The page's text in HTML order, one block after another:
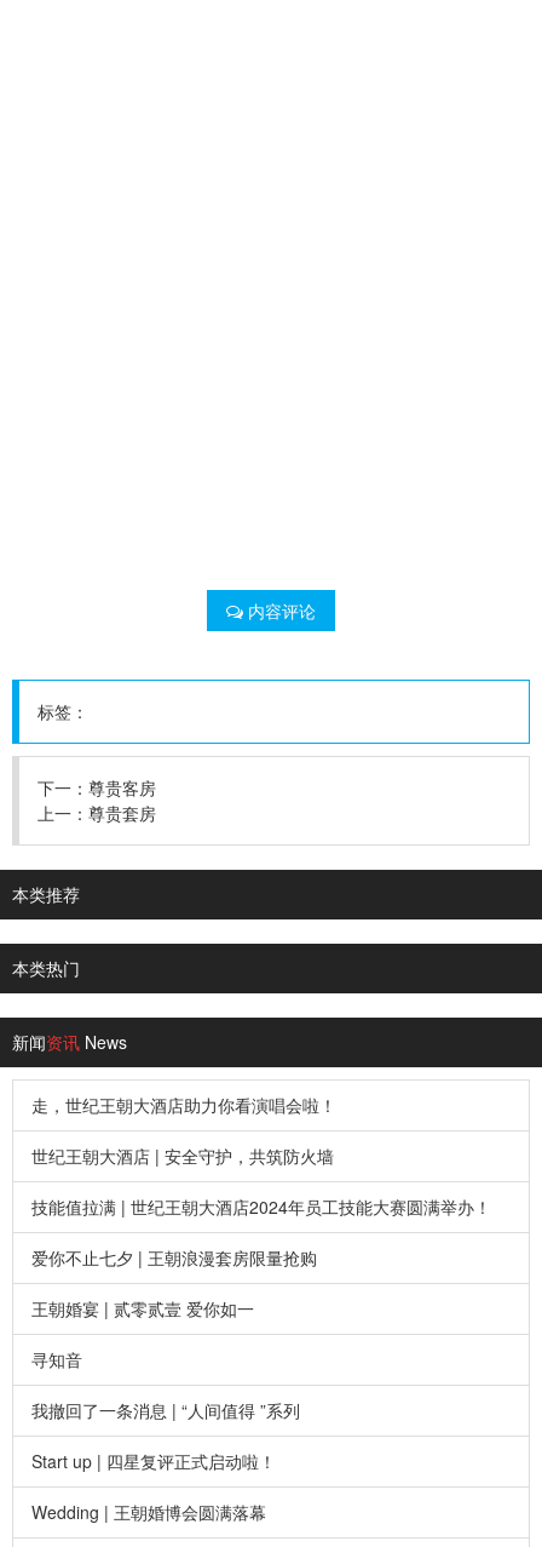
内容评论
标签：
下一： 尊贵客房
上一： 尊贵套房
本类推荐
本类热门
新闻资讯 News
走，世纪王朝大酒店助力你看演唱会啦！
世纪王朝大酒店 | 安全守护，共筑防火墙
技能值拉满 | 世纪王朝大酒店2024年员工技能大赛圆满举办！
爱你不止七夕 | 王朝浪漫套房限量抢购
王朝婚宴 | 贰零贰壹 爱你如一
寻知音
我撤回了一条消息 | “人间值得 ”系列
Start up | 四星复评正式启动啦！
Wedding | 王朝婚博会圆满落幕